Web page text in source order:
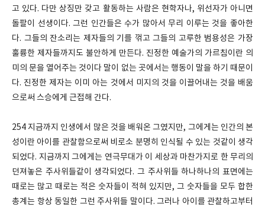
고 있다. 다만 상징만 갖고 활동하는 사람은 현학자나, 위선자가 아니면
돌팔이 선생이다. 그런 인간들은 수가 많아서 무리 이루는 것을 좋아한
다. 그들의 잔소리는 제자들의 기를 꺾고 그들의 고루한 범용성은 가장
훌륭한 제자들까지도 불안하게 만든다. 진정한 예술가의 가르침이란 의
미의 문을 열어주는 것이다 말이 없는 곳에서는 행동이 말을 하기 때문이
다. 진정한 제자는 이미 아는 것에서 미지의 것을 이끌어내는 것을 배움
으로써 스승에게 근접해 간다.
254 지금까지 인생에서 많은 것을 배워온 그였지만, 그에게는 인간의 본
성이란 아이를 관찰함으로써 비로소 분명히 인식될 수 있는 것같이 생각
되었다. 지금까지 그에게는 연극무대가 이 세상과 마찬가지로 한 무리의
던져놓은 주사위들같이 생각되었다. 그 주사위들 하나하나의 표면에는
때로는 많고 때로는 적은 숫자들이 적혀 있지만, 그 숫자들을 모두 합한
총계는 항상 동일한 그런 주사위들 말이다. 그러나 아이를 관찰하고부터